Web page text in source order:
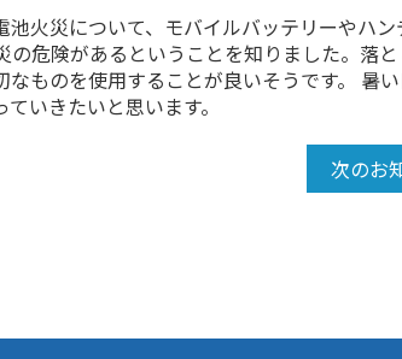
火災について、モバイルバッテリーやハン
危険があるということを知りました。落
ものを使用することが良いそうです。 暑
いきたいと思います。
次の